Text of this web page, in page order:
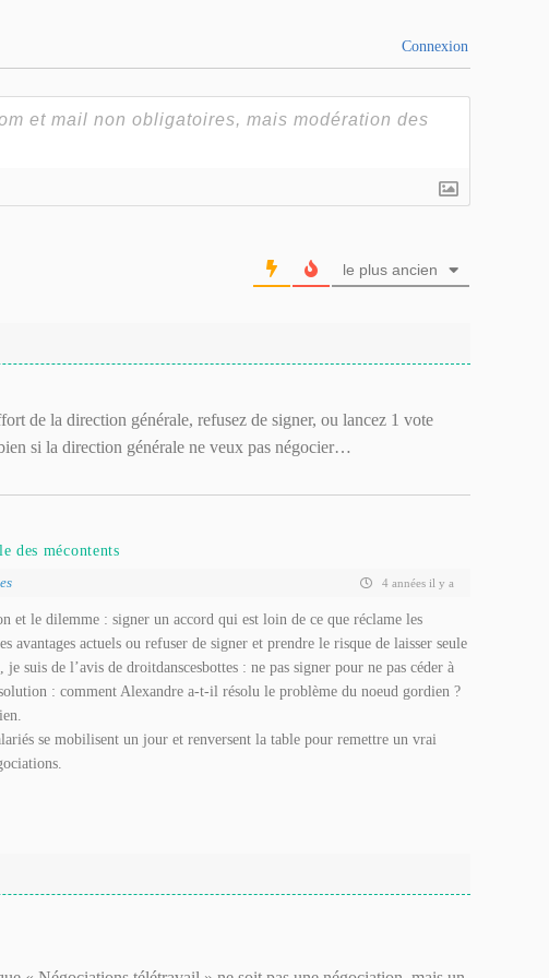
Connexion
le plus ancien
de la direction générale, refusez de signer, ou lancez 1 vote
si la direction générale ne veux pas négocier…
des mécontents
4 années il y a
et le dilemme : signer un accord qui est loin de ce que réclame les
avantages actuels ou refuser de signer et prendre le risque de laisser seule
suis de l’avis de droitdanscesbottes : ne pas signer pour ne pas céder à
: comment Alexandre a-t-il résolu le problème du noeud gordien ?
se mobilisent un jour et renversent la table pour remettre un vrai